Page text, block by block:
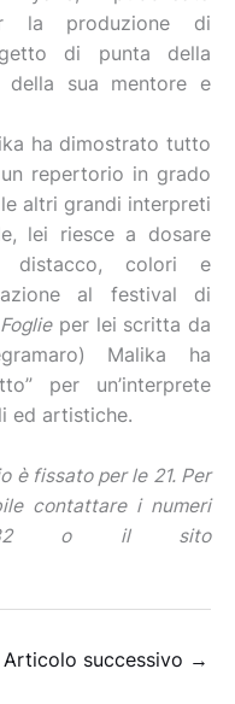
la produzione di
di punta della
della sua mentore e
ha dimostrato tutto
repertorio in grado
altri grandi interpreti
lei riesce a dosare
distacco, colori e
al festival di
per lei scritta da
Malika ha
per un’interprete
ed artistiche.
è fissato per le 21. Per
contattare i numeri
o il sito
Articolo successivo →